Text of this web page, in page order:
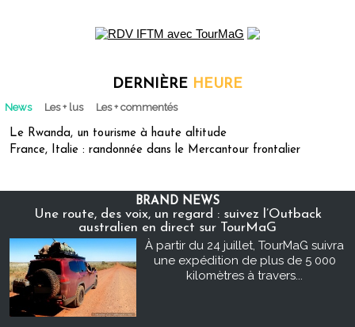
DERNIÈRE HEURE
News Les + lus Les + commentés
Le Rwanda, un tourisme à haute altitude
France, Italie : randonnée dans le Mercantour frontalier
BRAND NEWS
Une route, des voix, un regard : suivez l’Outback
australien en direct sur TourMaG
À partir du 24 juillet, TourMaG suivra
une expédition de plus de 5 000
kilomètres à travers...